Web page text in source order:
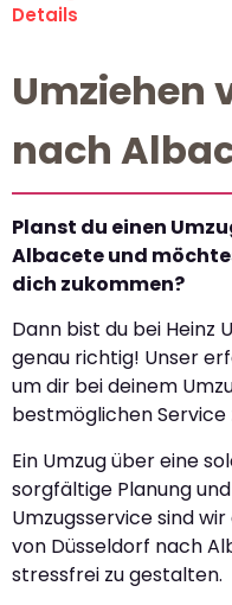
Details
Umziehen
nach
Planst du einen
Albacete und
dich zukommen?
Dann bist du bei Heinz
genau richtig! Unser
um dir bei deinem
bestmöglichen Service
Ein Umzug über eine
sorgfältige Planung
Umzugsservice sind
von Düsseldorf nach
stressfrei zu gestalten.